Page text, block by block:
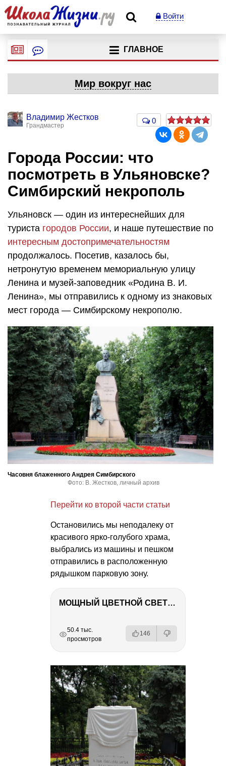
Войти
ГЛАВНОЕ
Мир вокруг нас
Владимир Жестков
Грандмастер
0
Города России: что
посмотреть в Ульяновске?
Симбирский некрополь
Ульяновск — один из интереснейших для
туриста городов России, и наше путешествие по
интересным достопримечательностям
продолжалось. Посетив, казалось бы,
нетронутую временем мемориальную улицу
Ленина и музей-заповедник «Родина В. И.
Ленина», мы отправились к одному из знаковых
мест города — Симбирскому некрополю.
Часовня блаженного Андрея Симбирского
Фото: В. Жестков, личный архив
Перейти ко второй части статьи
Остановились мы неподалеку от
красивого ярко-голубого храма,
выбрались из машины и пешком
отправились в расположенную
рядышком парковую зону.
МОЩНЫЙ ЦВЕТНОЙ СВЕТ – NANLITE FC-500C
РЕКЛАМА
РЕКЛАМА
РЕКЛАМА
50.4 тыс.
просмотров
146